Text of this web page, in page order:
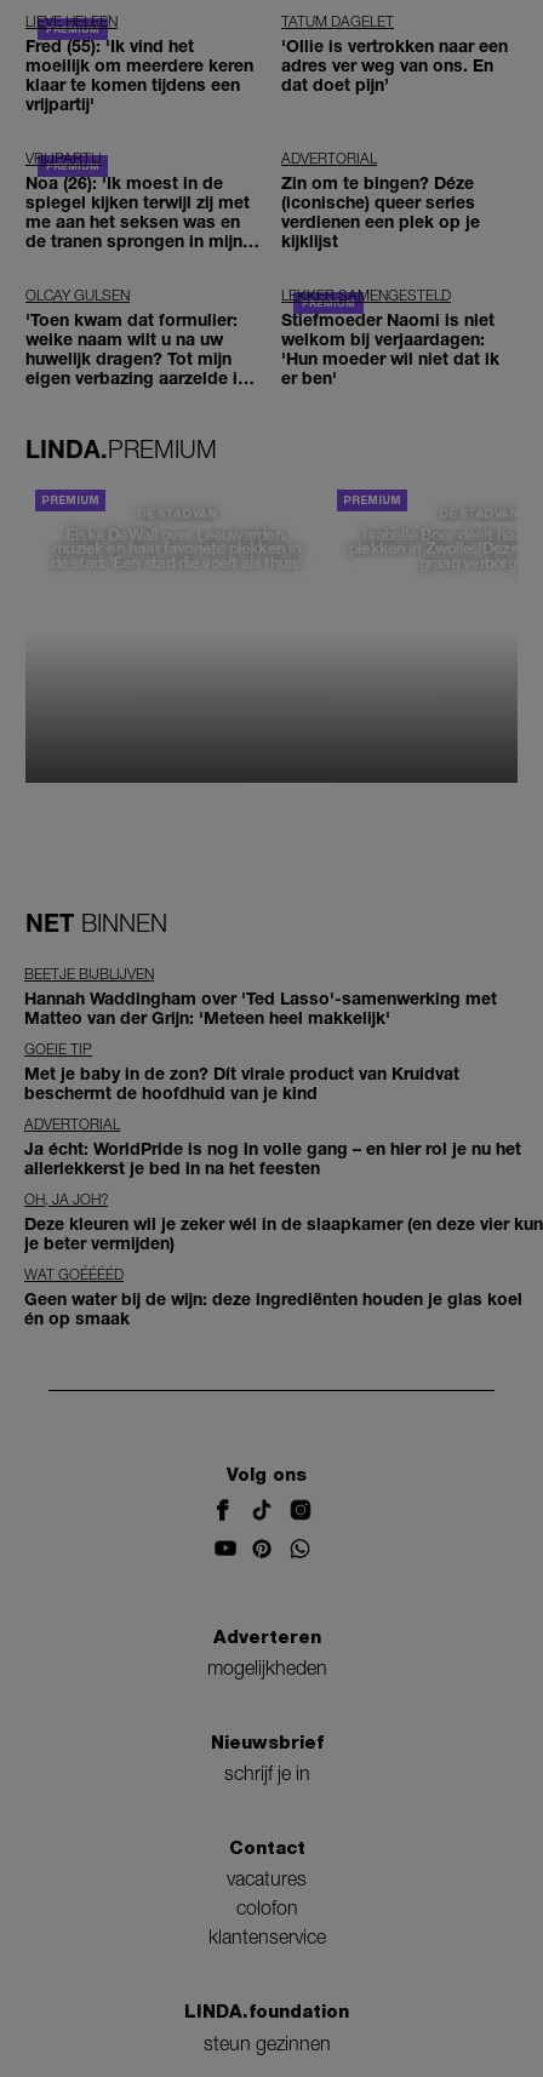
LIEVE HELEEN
Fred (55): 'Ik vind het
moeilijk om meerdere keren
klaar te komen tijdens een
vrijpartij'
TATUM DAGELET
'Ollie is vertrokken naar een
adres ver weg van ons. En
dat doet pijn’
VRIJPARTIJ
Noa (26): 'Ik moest in de
spiegel kijken terwijl zij met
me aan het seksen was en
de tranen sprongen in mijn
ADVERTORIAL
Zin om te bingen? Déze
(iconische) queer series
verdienen een plek op je
kijklijst
OLCAY GULSEN
'Toen kwam dat formulier:
welke naam wilt u na uw
huwelijk dragen? Tot mijn
eigen verbazing aarzelde ik
LEKKER SAMENGESTELD
Stiefmoeder Naomi is niet
welkom bij verjaardagen:
'Hun moeder wil niet dat ik
er ben'
LINDA.PREMIUM
DE STAD VAN
Elske DeWall over Leeuwarden,
muziek en haar favoriete plekken in
de stad: 'Een stad die voelt als thuis'
DE STAD VAN
Isabelle Boer deelt haar
plekken in Zwolle: 'Deze
graag verborgen'
NET BINNEN
BEETJE BIJBLIJVEN
Hannah Waddingham over 'Ted Lasso'-samenwerking met
Matteo van der Grijn: 'Meteen heel makkelijk'
GOEIE TIP
Met je baby in de zon? Dít virale product van Kruidvat
beschermt de hoofdhuid van je kind
ADVERTORIAL
Ja écht: WorldPride is nog in volle gang – en hier rol je nu het
allerlekkerst je bed in na het feesten
OH, JA JOH?
Deze kleuren wil je zeker wél in de slaapkamer (en deze vier kun
je beter vermijden)
WAT GOÉÉÉÉD
Geen water bij de wijn: deze ingrediënten houden je glas koel
én op smaak
Volg ons
Adverteren
mogelijkheden
Nieuwsbrief
schrijf je in
Contact
vacatures
colofon
klantenservice
LINDA.foundation
steun gezinnen